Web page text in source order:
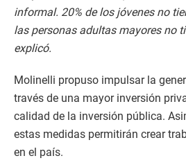
informal. 20% de los jóvenes no
las personas adultas mayores no
explicó.
Molinelli propuso impulsar la
través de una mayor inversión
calidad de la inversión pública.
estas medidas permitirán crear
en el país.